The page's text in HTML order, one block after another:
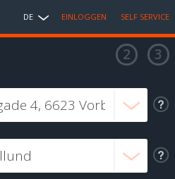
DE EINLOGGEN SELF SERVICE